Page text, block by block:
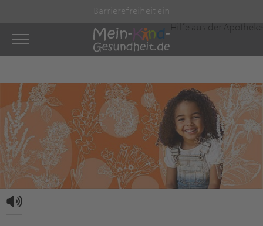
Barrierefreiheit ein
Hilfe aus der Apotheke